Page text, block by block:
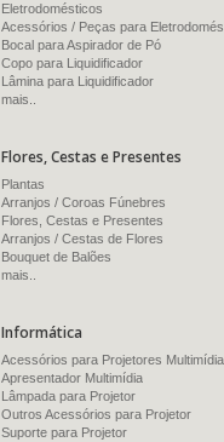
Eletrodomésticos
Acessórios / Peças para
Bocal para Aspirador de Pó
Copo para Liquidificador
Lâmina para Liquidificador
mais..
Flores, Cestas e Presentes
Plantas
Arranjos / Coroas Fúnebres
Flores, Cestas e Presentes
Arranjos / Cestas de Flores
Bouquet de Balões
mais..
Informática
Acessórios para Projetores Multimídia
Apresentador Multimídia
Lâmpada para Projetor
Outros Acessórios para Projetor
Suporte para Projetor